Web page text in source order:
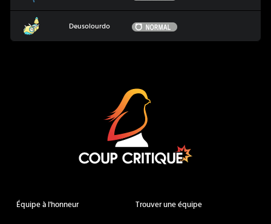
Deusolourdo Normal
Équipe à l'honneur Trouver une équipe